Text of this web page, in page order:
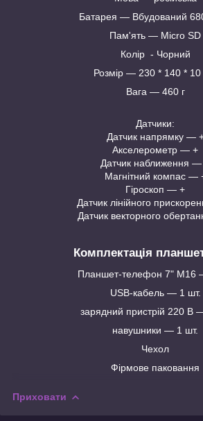
Батарея — Вбудований
Пам'ять — Micro SD
Колір - Чорний
Розмір — 230 * 140 *
Вага — 460 г
Датчики:
Датчик напрямку —
Акселерометр — +
Датчик наближення
Магнітний компас —
Гіроскоп — +
Датчик лінійного
Датчик векторного
Комплектація
Планшет-телефон 7" М16
USB-кабель — 1 шт.
зарядний пристрій 220 В
навушники — 1 шт.
Чехол
Фірмове паковання
Приховати